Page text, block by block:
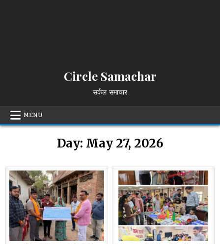
Circle Samachar
सर्कल समाचार
MENU
Day: May 27, 2026